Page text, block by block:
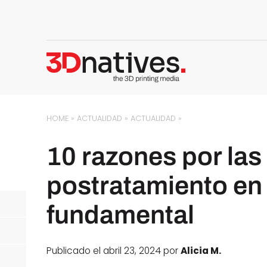
HOME »ACTUALIDAD »ACTUALIDAD »
10 razones por las
postratamiento
fundamental
Publicado el abril 23, 2024 porAlicia M.